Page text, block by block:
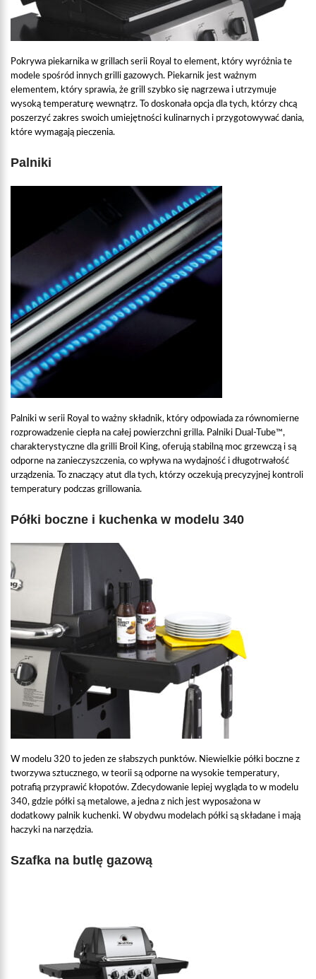
Pokrywa piekarnika w grillach serii Royal to element, który wyróżnia te
modele spośród innych grilli gazowych. Piekarnik jest ważnym
elementem, który sprawia, że grill szybko się nagrzewa i utrzymuje
wysoką temperaturę wewnątrz. To doskonała opcja dla tych, którzy chcą
poszerzyć zakres swoich umiejętności kulinarnych i przygotowywać dania,
które wymagają pieczenia.
Palniki
Palniki w serii Royal to ważny składnik, który odpowiada za równomierne
rozprowadzenie ciepła na całej powierzchni grilla. Palniki Dual-Tube™,
charakterystyczne dla grilli Broil King, oferują stabilną moc grzewczą i są
odporne na zanieczyszczenia, co wpływa na wydajność i długotrwałość
urządzenia. To znaczący atut dla tych, którzy oczekują precyzyjnej kontroli
temperatury podczas grillowania.
Półki boczne i kuchenka w modelu 340
W modelu 320 to jeden ze słabszych punktów. Niewielkie półki boczne z
tworzywa sztucznego, w teorii są odporne na wysokie temperatury,
potrafią przyprawić kłopotów. Zdecydowanie lepiej wygląda to w modelu
340, gdzie półki są metalowe, a jedna z nich jest wyposażona w
dodatkowy palnik kuchenki. W obydwu modelach półki są składane i mają
haczyki na narzędzia.
Szafka na butlę gazową